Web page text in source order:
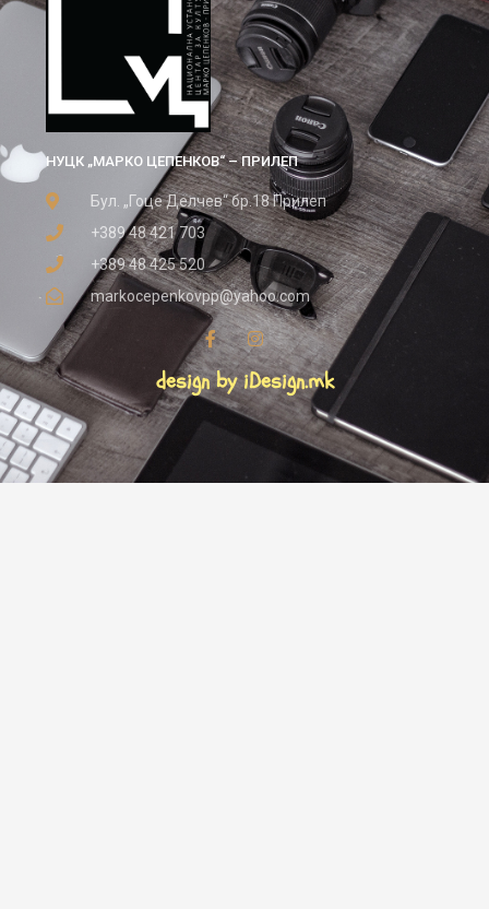
НУЦК „МАРКО ЦЕПЕНКОВ“ – ПРИЛЕП
Бул. „Гоце Делчев“ бр.18 Прилеп
+389 48 421 703
+389 48 425 520
markocepenkovpp@yahoo.com
design by iDesign.mk